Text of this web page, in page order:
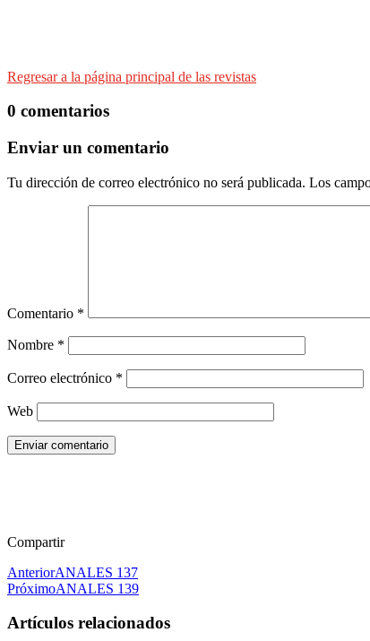
Regresar a la página principal de las revistas
0 comentarios
Enviar un comentario
Tu dirección de correo electrónico no será publicada. Los
Comentario *
Nombre *
Correo electrónico *
Web
Enviar comentario
Compartir
AnteriorANALES 137
PróximoANALES 139
Artículos relacionados